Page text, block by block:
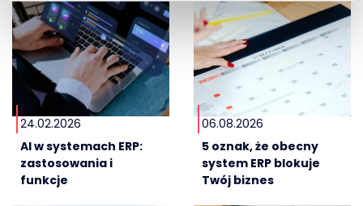
24.02.2026
AI w systemach ERP:
zastosowania i
funkcje
06.08.2026
5 oznak, że obecny
system ERP blokuje
Twój biznes